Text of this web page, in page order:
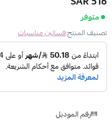
متوفر
تصنيف المنتج:فساتين مناسبات
رقم الموديل